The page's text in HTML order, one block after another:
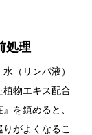
処理
（リンパ液）
物エキス配合
を鎮めると、
がよくなるこ